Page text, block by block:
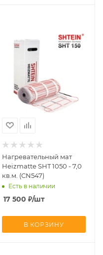
Нагревательный мат
Heizmatte SHT 1050 - 7,0
кв.м. (CN547)
Есть в наличии
17 500 ₽/шт
В КОРЗИНУ